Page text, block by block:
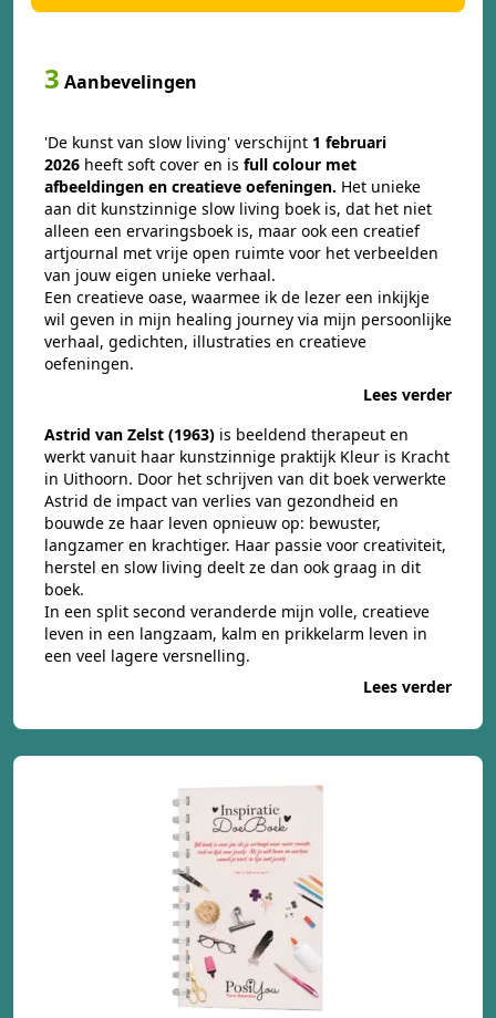
3 Aanbevelingen
'De kunst van slow living' verschijnt 1 februari
2026 heeft soft cover en is full colour met
afbeeldingen en creatieve oefeningen. Het unieke
aan dit kunstzinnige slow living boek is, dat het niet
alleen een ervaringsboek is, maar ook een creatief
artjournal met vrije open ruimte voor het verbeelden
van jouw eigen unieke verhaal.
Een creatieve oase, waarmee ik de lezer een inkijkje
wil geven in mijn healing journey via mijn persoonlijke
verhaal, gedichten, illustraties en creatieve
oefeningen.
Lees verder
Astrid van Zelst (1963) is beeldend therapeut en
werkt vanuit haar kunstzinnige praktijk Kleur is Kracht
in Uithoorn. Door het schrijven van dit boek verwerkte
Astrid de impact van verlies van gezondheid en
bouwde ze haar leven opnieuw op: bewuster,
langzamer en krachtiger. Haar passie voor creativiteit,
herstel en slow living deelt ze dan ook graag in dit
boek.
In een split second veranderde mijn volle, creatieve
leven in een langzaam, kalm en prikkelarm leven in
een veel lagere versnelling.
Lees verder